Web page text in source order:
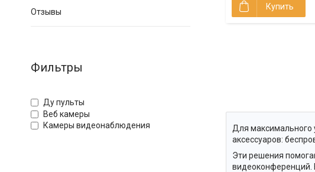
Купить
Для максимального
аксессуаров:
Эти решения
видеоконференций.
Отзывы
Фильтры
Ду пульты
Веб камеры
Камеры видеонаблюдения